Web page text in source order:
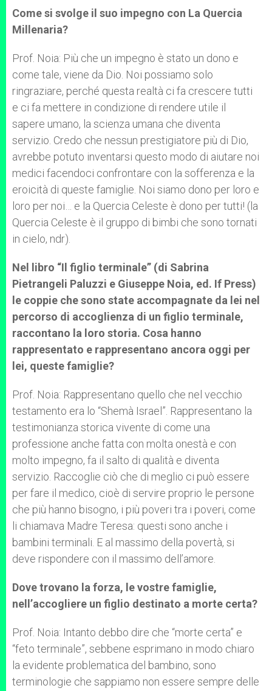
Come si svolge il suo impegno con La Quercia
Millenaria?
Prof. Noia: Più che un impegno è stato un dono e
come tale, viene da Dio. Noi possiamo solo
ringraziare, perché questa realtà ci fa crescere tutti
e ci fa mettere in condizione di rendere utile il
sapere umano, la scienza umana che diventa
servizio. Credo che nessun prestigiatore più di Dio,
avrebbe potuto inventarsi questo modo di aiutare noi
medici facendoci confrontare con la sofferenza e la
eroicità di queste famiglie. Noi siamo dono per loro e
loro per noi… e la Quercia Celeste è dono per tutti! (la
Quercia Celeste è il gruppo di bimbi che sono tornati
in cielo, ndr).
Nel libro “Il figlio terminale” (di Sabrina
Pietrangeli Paluzzi e Giuseppe Noia, ed. If Press)
le coppie che sono state accompagnate da lei nel
percorso di accoglienza di un figlio terminale,
raccontano la loro storia. Cosa hanno
rappresentato e rappresentano ancora oggi per
lei, queste famiglie?
Prof. Noia: Rappresentano quello che nel vecchio
testamento era lo “Shemà Israel”. Rappresentano la
testimonianza storica vivente di come una
professione anche fatta con molta onestà e con
molto impegno, fa il salto di qualità e diventa
servizio. Raccoglie ciò che di meglio ci può essere
per fare il medico, cioè di servire proprio le persone
che più hanno bisogno, i più poveri tra i poveri, come
li chiamava Madre Teresa: questi sono anche i
bambini terminali. E al massimo della povertà, si
deve rispondere con il massimo dell’amore.
Dove trovano la forza, le vostre famiglie,
nell’accogliere un figlio destinato a morte certa?
Prof. Noia: Intanto debbo dire che “morte certa” e
“feto terminale”, sebbene esprimano in modo chiaro
la evidente problematica del bambino, sono
terminologie che sappiamo non essere sempre delle